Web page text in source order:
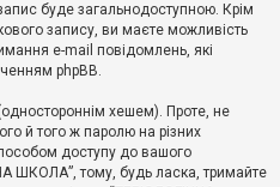
буде загальнодоступною. Крім
запису, ви маєте можливість
e-mail повідомлень, які
phpBB.
хешем). Проте, не
й того ж паролю на різних
доступу до вашого
ШКОЛА”, тому, будь ласка, тримайте